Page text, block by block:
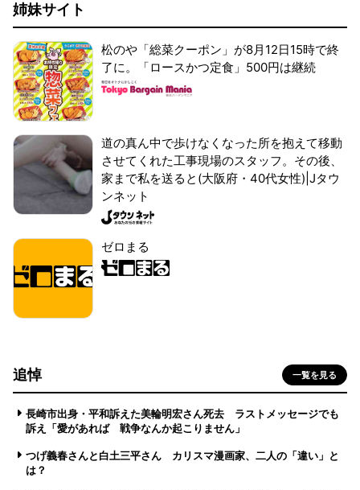
姉妹サイト
松のや「総菜クーポン」が8月12日15時で終
了に。「ロースかつ定食」500円は継続
道の真ん中で歩けなくなった所を抱えて移動
させてくれた工事現場のスタッフ。その後、
家まで私を送ると(大阪府・40代女性)|Jタウ
ンネット
ゼロまる
追悼 一覧を見る
長崎市出身・平和訴えた美輪明宏さん死去 ラストメッセージでも
訴え「愛があれば 戦争なんか起こりません」
つげ義春さんと白土三平さん カリスマ漫画家、二人の「違い」と
は？